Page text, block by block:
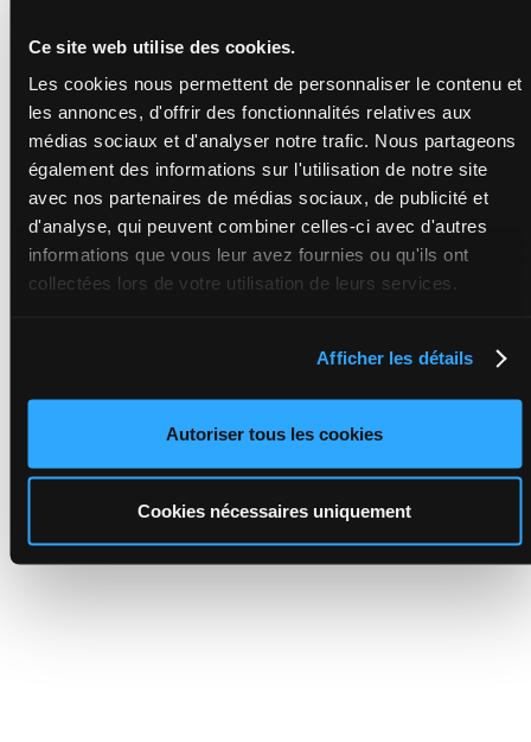
Ce site web utilise des cookies.
Les cookies nous permettent de personnaliser le contenu et
les annonces, d'offrir des fonctionnalités relatives aux
médias sociaux et d'analyser notre trafic. Nous partageons
également des informations sur l'utilisation de notre site
avec nos partenaires de médias sociaux, de publicité et
d'analyse, qui peuvent combiner celles-ci avec d'autres
informations que vous leur avez fournies ou qu'ils ont
collectées lors de votre utilisation de leurs services.
Afficher les détails
Autoriser tous les cookies
Cookies nécessaires uniquement